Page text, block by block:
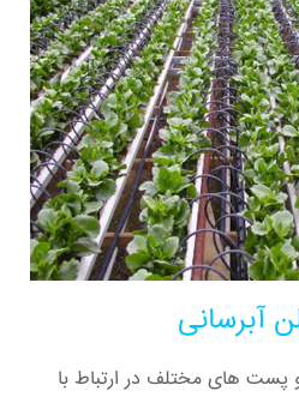
آبرسانی
پست های مختلف در ارتباط با